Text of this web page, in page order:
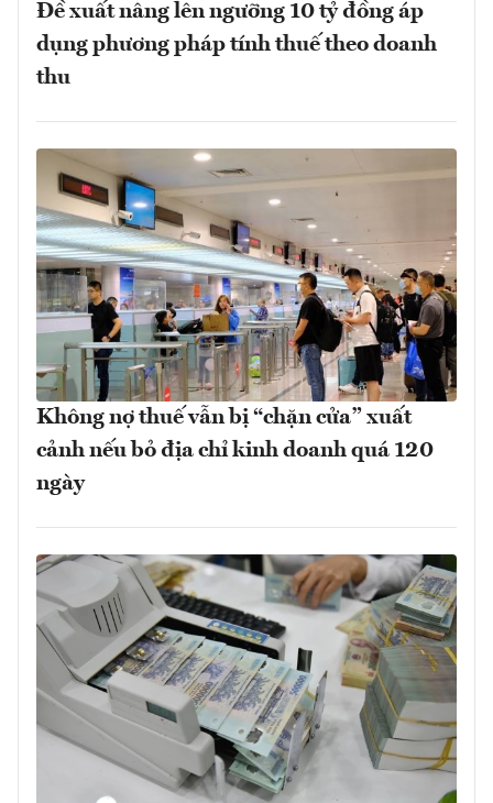
Đề xuất nâng lên ngưỡng 10 tỷ đồng áp
dụng phương pháp tính thuế theo doanh
thu
Không nợ thuế vẫn bị “chặn cửa” xuất
cảnh nếu bỏ địa chỉ kinh doanh quá 120
ngày